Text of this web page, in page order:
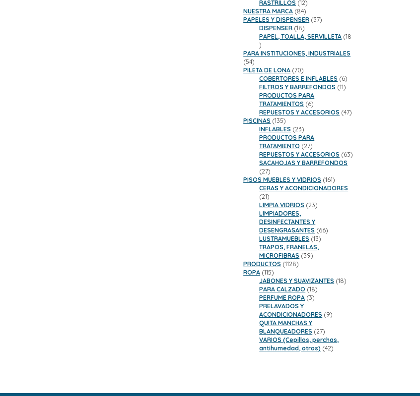
productos
RASTRILLOS 1212
productos
NUESTRA MARCA 8484
productos
PAPELES Y DISPENSER 3737
DISPENSER 1818
productos
PAPEL, TOALLA, SERVILLETA 18
18
productos
PARA INSTITUCIONES, INDUSTRIALES
5454
productos
PILETA DE LONA 7070
productos
COBERTORES E INFLABLES 66
productos
FILTROS Y BARREFONDOS 1111
PRODUCTOS PARA
TRATAMIENTOS 66
productos
REPUESTOS Y ACCESORIOS 4747
PISCINAS 135135
productos
INFLABLES 2323
productos
PRODUCTOS PARA
TRATAMIENTO 2727
productos
REPUESTOS Y ACCESORIOS 6363
SACAHOJAS Y BARREFONDOS
2727
productos
PISOS MUEBLES Y VIDRIOS 161161
productos
CERAS Y ACONDICIONADORES
2121
productos
LIMPIA VIDRIOS 2323
LIMPIADORES,
DESINFECTANTES Y
DESENGRASANTES 6666
LUSTRAMUEBLES 1313
TRAPOS, FRANELAS,
MICROFIBRAS 3939
PRODUCTOS 11281128
ROPA 115115
productos
JABONES Y SUAVIZANTES 1818
PARA CALZADO 1818
PERFUME ROPA 33
PRELAVADOS Y
ACONDICIONADORES 99
QUITA MANCHAS Y
BLANQUEADORES 2727
productos
VARIOS (Cepillos, perchas,
antihumedad, otros) 4242